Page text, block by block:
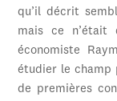
qu’il décrit
mais ce n’était
économiste
étudier le champ
de premières